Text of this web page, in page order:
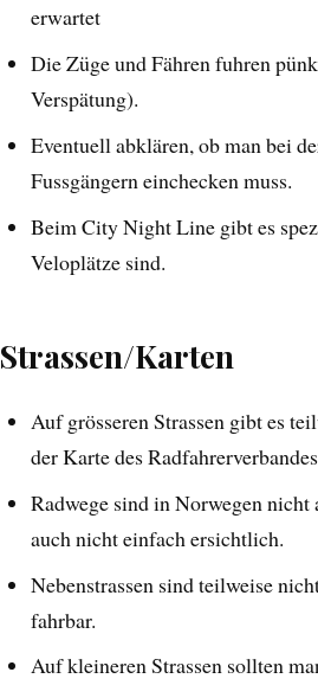
erwartet
Die Züge und Fähren fuhren
Verspätung).
Eventuell abklären, ob man bei
Fussgängern einchecken muss.
Beim City Night Line gibt es
Veloplätze sind.
Strassen/Karten
Auf grösseren Strassen gibt es
der Karte des Radfahrerverbandes
Radwege sind in Norwegen
auch nicht einfach ersichtlich.
Nebenstrassen sind teilweise
fahrbar.
Auf kleineren Strassen sollten